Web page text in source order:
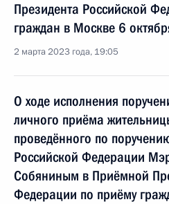
Президента Российской
граждан в Москве 6
2 марта 2023 года, 19:05
О ходе исполнения
личного приёма
проведённого по
Российской Федерации
Собяниным в Приёмной
Федерации по приёму